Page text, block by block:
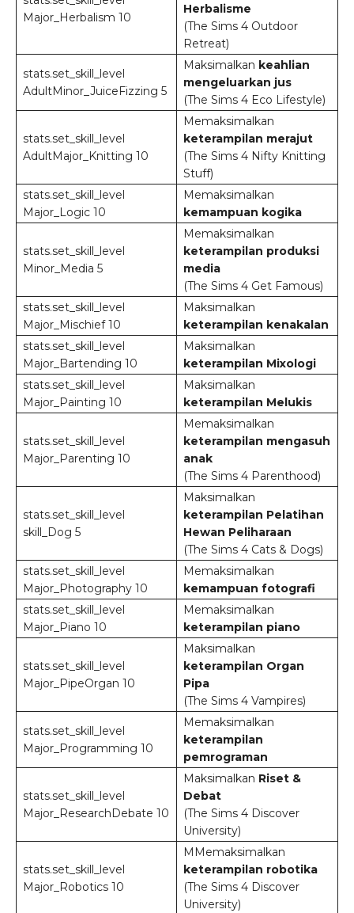
Major_Herbalism 10
Herbalisme
(The Sims 4 Outdoor
Retreat)
stats.set_skill_level
AdultMinor_JuiceFizzing 5
Maksimalkan keahlian
mengeluarkan jus
(The Sims 4 Eco Lifestyle)
stats.set_skill_level
AdultMajor_Knitting 10
Memaksimalkan
keterampilan merajut
(The Sims 4 Nifty Knitting
Stuff)
stats.set_skill_level
Major_Logic 10
Memaksimalkan
kemampuan kogika
stats.set_skill_level
Minor_Media 5
Memaksimalkan
keterampilan produksi
media
(The Sims 4 Get Famous)
stats.set_skill_level
Major_Mischief 10
Maksimalkan
keterampilan kenakalan
stats.set_skill_level
Major_Bartending 10
Maksimalkan
keterampilan Mixologi
stats.set_skill_level
Major_Painting 10
Maksimalkan
keterampilan Melukis
stats.set_skill_level
Major_Parenting 10
Memaksimalkan
keterampilan mengasuh
anak
(The Sims 4 Parenthood)
stats.set_skill_level
skill_Dog 5
Maksimalkan
keterampilan Pelatihan
Hewan Peliharaan
(The Sims 4 Cats & Dogs)
stats.set_skill_level
Major_Photography 10
Memaksimalkan
kemampuan fotografi
stats.set_skill_level
Major_Piano 10
Memaksimalkan
keterampilan piano
stats.set_skill_level
Major_PipeOrgan 10
Maksimalkan
keterampilan Organ
Pipa
(The Sims 4 Vampires)
stats.set_skill_level
Major_Programming 10
Memaksimalkan
keterampilan
pemrograman
stats.set_skill_level
Major_ResearchDebate 10
Maksimalkan Riset &
Debat
(The Sims 4 Discover
University)
stats.set_skill_level
Major_Robotics 10
MMemaksimalkan
keterampilan robotika
(The Sims 4 Discover
University)